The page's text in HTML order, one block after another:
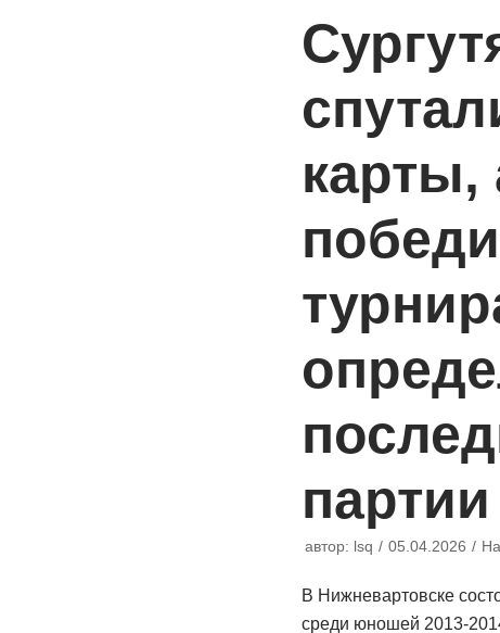
карты,
партии
автор: lsq 05.04.2026
В Нижневартовске
среди юношей 2013-